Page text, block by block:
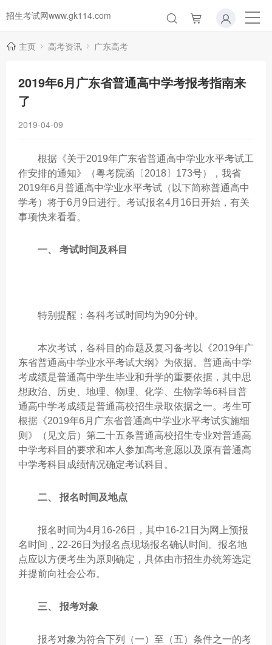
招生考试网www.gk114.com
主页 高考资讯 广东高考
2019年6月广东省普通高中学考报考指南来
了
2019-04-09
根据《关于2019年广东省普通高中学业水平考试工
作安排的通知》（粤考院函〔2018〕173号），我省
2019年6月普通高中学业水平考试（以下简称普通高中
学考）将于6月9日进行。考试报名4月16日开始，有关
事项快来看看。
一、 考试时间及科目
特别提醒：各科考试时间均为90分钟。
本次考试，各科目的命题及复习备考以《2019年广
东省普通高中学业水平考试大纲》为依据。普通高中学
考成绩是普通高中学生毕业和升学的重要依据，其中思
想政治、历史、地理、物理、化学、生物学等6科目普
通高中学考成绩是普通高校招生录取依据之一。考生可
根据《2019年6月广东省普通高中学业水平考试实施细
则》（见文后）第二十五条普通高校招生专业对普通高
中学考科目的要求和本人参加高考意愿以及原有普通高
中学考科目成绩情况确定考试科目。
二、 报名时间及地点
报名时间为4月16-26日，其中16-21日为网上预报
名时间，22-26日为报名点现场报名确认时间。报名地
点应以方便考生为原则确定，具体由市招生办统筹选定
并提前向社会公布。
三、 报考对象
报考对象为符合下列（一）至（五）条件之一的考